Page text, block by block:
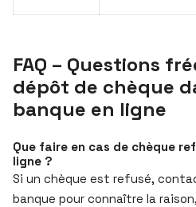
FAQ – Questions
dépôt de chèque
banque en ligne
Que faire en cas de chèque
ligne ?
Si un chèque est refusé,
banque pour connaître la